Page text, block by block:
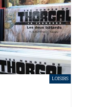
LOISIRS